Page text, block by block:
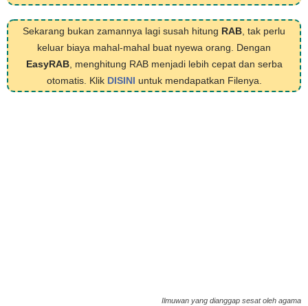
Sekarang bukan zamannya lagi susah hitung RAB , tak perlu
keluar biaya mahal-mahal buat nyewa orang. Dengan
EasyRAB, menghitung RAB menjadi lebih cepat dan serba
otomatis. Klik DISINI untuk mendapatkan Filenya.
Ilmuwan yang dianggap sesat oleh agama